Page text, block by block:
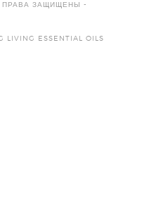
ПРАВА ЗАЩИЩЕНЫ -
LIVING ESSENTIAL OILS